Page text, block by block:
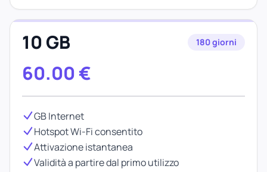
10 GB 180 giorni
60.00 €
GB Internet
Hotspot Wi-Fi consentito
Attivazione istantanea
Validità a partire dal primo utilizzo